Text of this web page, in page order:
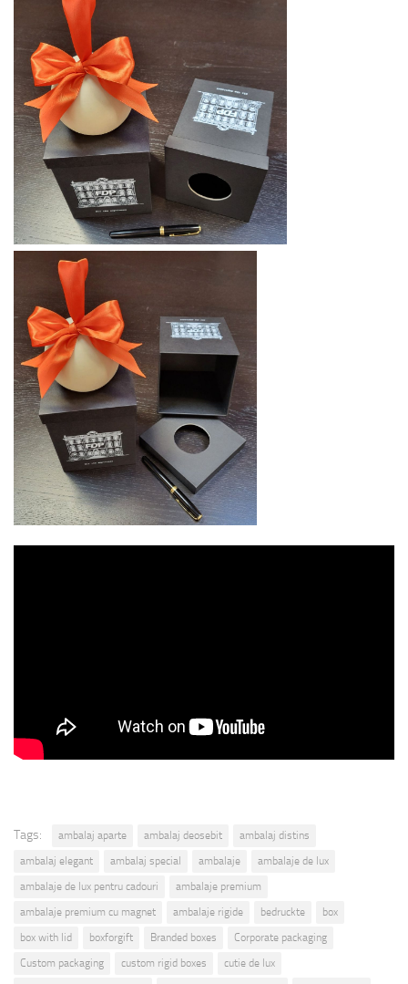
Tags: ambalaj aparte ambalaj deosebit
ambalaj distins
ambalaj elegant
ambalaj special ambalaje
ambalaje de lux
ambalaje de lux pentru cadouri
ambalaje premium
ambalaje premium cu magnet
ambalaje rigide bedruckte
box
box with lid
boxforgift Branded boxes
Corporate packaging
Custom packaging
custom rigid boxes
cutie de lux